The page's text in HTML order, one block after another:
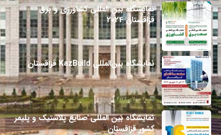
نمایشگاه بین المللی کشاورزی و برق
قزاقستان 2024
26 جولای 2024
نمایشگاه بین‌المللی KazBuild قزاقستان
20 جولای 2024
نمایشگاه بین المللی صنایع پلاستیک و پلیمر
کشور قزاقستان